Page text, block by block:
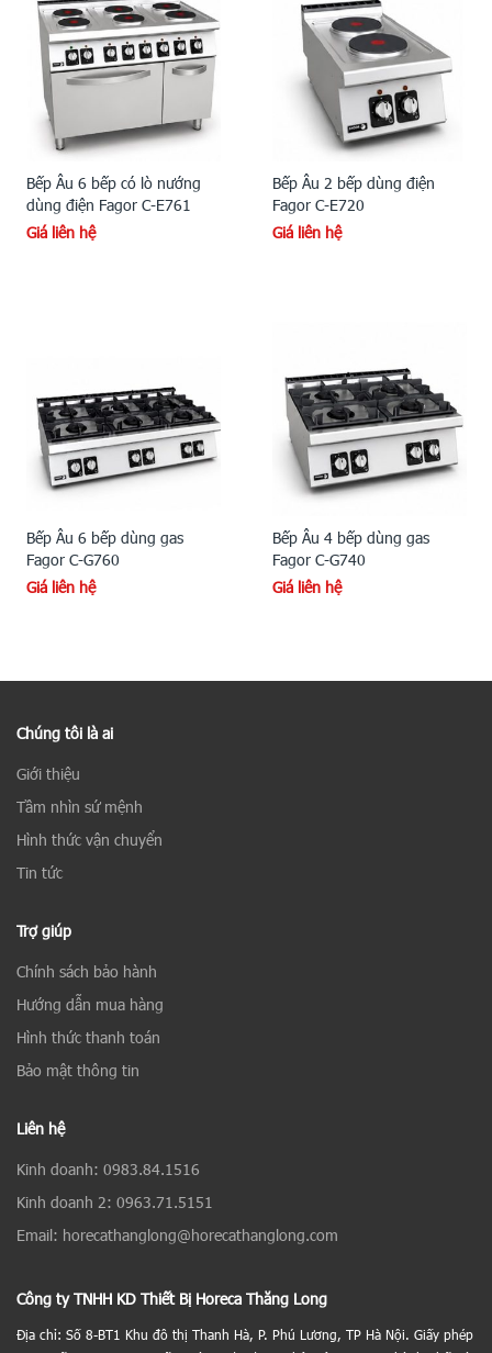
Bếp Âu 6 bếp có lò nướng
dùng điện Fagor C-E761
Giá liên hệ
Bếp Âu 2 bếp dùng điện
Fagor C-E720
Giá liên hệ
Bếp Âu 6 bếp dùng gas
Fagor C-G760
Giá liên hệ
Bếp Âu 4 bếp dùng gas
Fagor C-G740
Giá liên hệ
Chúng tôi là ai
Giới thiệu
Tầm nhìn sứ mệnh
Hình thức vận chuyển
Tin tức
Trợ giúp
Chính sách bảo hành
Hướng dẫn mua hàng
Hình thức thanh toán
Bảo mật thông tin
Liên hệ
Kinh doanh: 0983.84.1516
Kinh doanh 2: 0963.71.5151
Email: horecathanglong@horecathanglong.com
Công ty TNHH KD Thiết Bị Horeca Thăng Long
Địa chỉ: Số 8-BT1 Khu đô thị Thanh Hà, P. Phú Lương, TP Hà Nội. Giấy phép